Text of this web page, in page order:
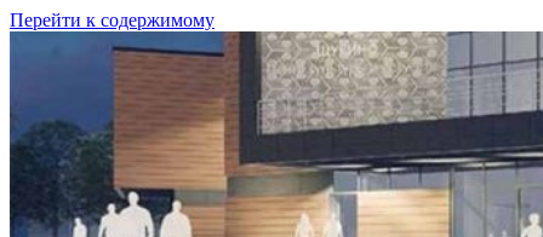
Перейти к содержимому